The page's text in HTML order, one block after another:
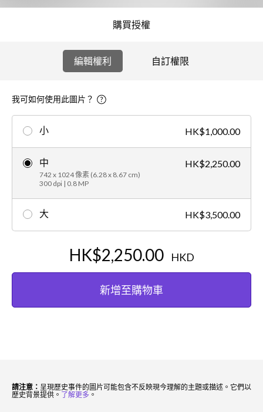
購買授權
編輯權利 自訂權限
我可如何使用此圖片？
小 HK$1,000.00
中
742 x 1024 像素 (6.28 x 8.67 cm)
300 dpi | 0.8 MP
HK$2,250.00
大 HK$3,500.00
HK$2,250.00 HKD
新增至購物車
請注意： 呈現歷史事件的圖片可能包含不反映現今理解的主題或描述。它們以
歷史背景提供。 了解更多 。